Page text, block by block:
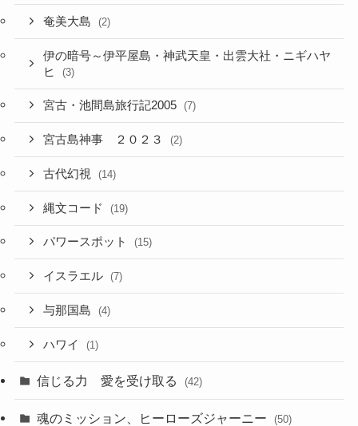
奄美大島 (2)
伊の暗号～伊平屋島・神武天皇・出雲大社・ニギハヤ
ヒ
(3)
宮古・池間島旅行記2005 (7)
宮古島神事 ２０２３ (2)
古代幻視 (14)
縄文コード (19)
パワースポット (15)
イスラエル (7)
与那国島 (4)
ハワイ (1)
信じる力 愛を受け取る (42)
魂のミッション、ヒーローズジャーニー (50)